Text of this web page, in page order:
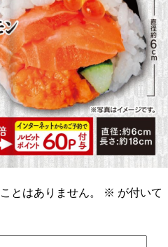
とはありません。
※ が付いて